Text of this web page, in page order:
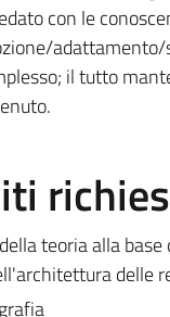
con le
il tutto
teoria alla
delle